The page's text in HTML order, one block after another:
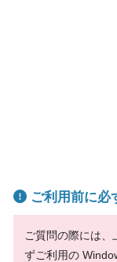
ご利用前に必
ご質問の際には
ずご利用の